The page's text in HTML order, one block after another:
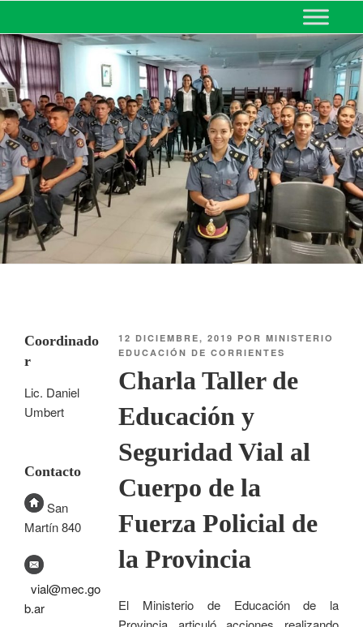
MINISTERIO DE EDUCACIÓN
DE CORRIENTES
12 DICIEMBRE, 2019 PORMINISTERIO
EDUCACIÓN DE CORRIENTES
Charla Taller de
Educación y
Seguridad Vial al
Cuerpo de la
Fuerza Policial de
la Provincia
El Ministerio de Educación de la
Coordinado
r
Lic. Daniel
Umbert
Contacto
San
Martín 840
vial@mec.go
b.ar